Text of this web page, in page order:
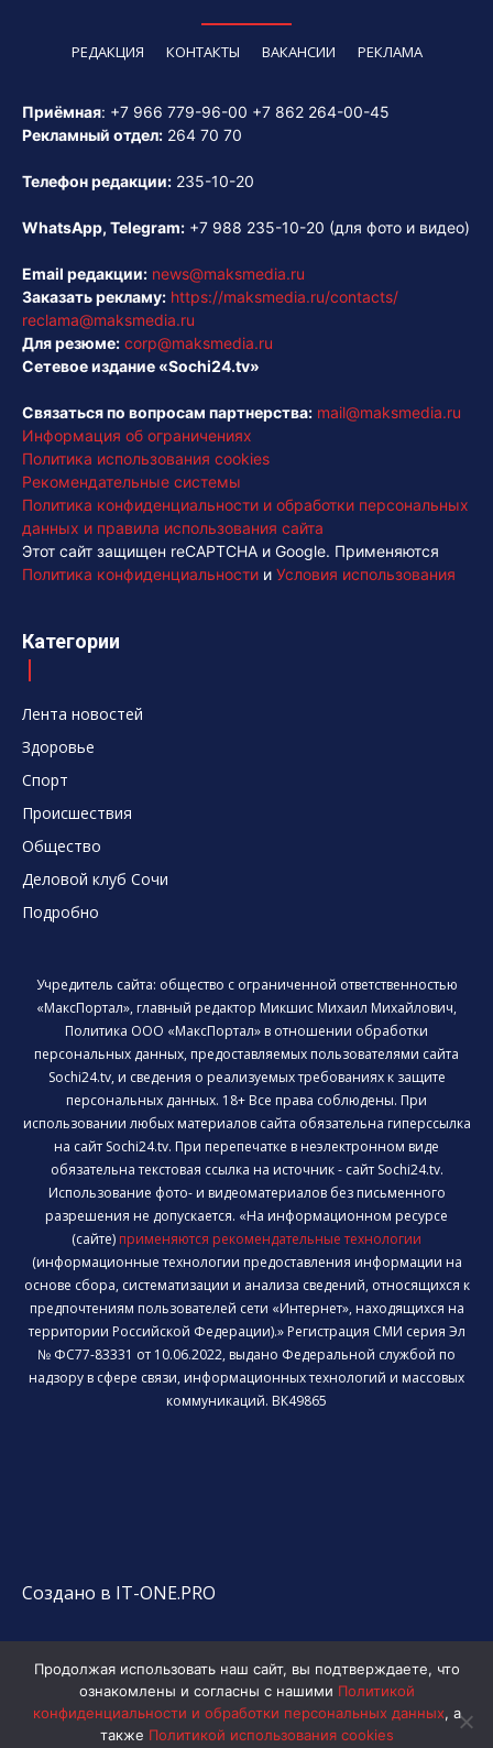
РЕДАКЦИЯ КОНТАКТЫ ВАКАНСИИ РЕКЛАМА
Приёмная: +7 966 779-96-00 +7 862 264-00-45
Рекламный отдел: 264 70 70
Телефон редакции: 235-10-20
WhatsApp, Telegram: +7 988 235-10-20 (для фото и видео)
Email редакции: news@maksmedia.ru
Заказать рекламу: https://maksmedia.ru/contacts/
reclama@maksmedia.ru
Для резюме: corp@maksmedia.ru
Сетевое издание «Sochi24.tv»
Связаться по вопросам партнерства: mail@maksmedia.ru
Информация об ограничениях
Политика использования cookies
Рекомендательные системы
Политика конфиденциальности и обработки персональных
данных и правила использования сайта
Этот сайт защищен reCAPTCHA и Google. Применяются
Политика конфиденциальности и Условия использования
Категории
Лента новостей
Здоровье
Спорт
Происшествия
Общество
Деловой клуб Сочи
Подробно
Учредитель сайта: общество с ограниченной ответственностью
«МаксПортал», главный редактор Микшис Михаил Михайлович,
Политика ООО «МаксПортал» в отношении обработки
персональных данных, предоставляемых пользователями сайта
Sochi24.tv, и сведения о реализуемых требованиях к защите
персональных данных. 18+ Все права соблюдены. При
использовании любых материалов сайта обязательна гиперссылка
на сайт Sochi24.tv. При перепечатке в неэлектронном виде
обязательна текстовая ссылка на источник - сайт Sochi24.tv.
Использование фото- и видеоматериалов без письменного
разрешения не допускается. «На информационном ресурсе
(сайте) применяются рекомендательные технологии
(информационные технологии предоставления информации на
основе сбора, систематизации и анализа сведений, относящихся к
предпочтениям пользователей сети «Интернет», находящихся на
территории Российской Федерации).» Регистрация СМИ серия Эл
№ ФС77-83331 от 10.06.2022, выдано Федеральной службой по
надзору в сфере связи, информационных технологий и массовых
коммуникаций. ВК49865
Создано в IT-ONE.PRO
Продолжая использовать наш сайт, вы подтверждаете, что
ознакомлены и согласны с нашими Политикой
конфиденциальности и обработки персональных данных, а
также Политикой использования cookies